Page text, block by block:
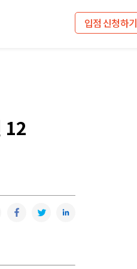
입점 신청하기
12
카카오톡 페이스북 트위터